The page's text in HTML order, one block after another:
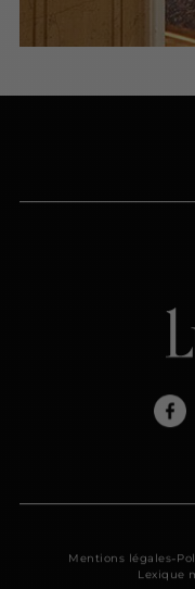
Mentions légales-
Lexique